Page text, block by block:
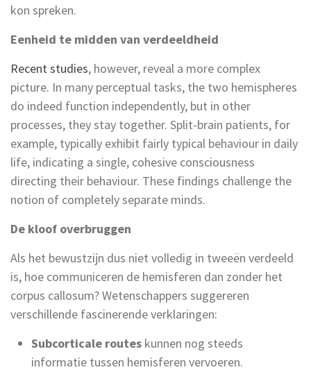
kon spreken.
Eenheid te midden van verdeeldheid
Recent studies, however, reveal a more complex
picture. In many perceptual tasks, the two hemispheres
do indeed function independently, but in other
processes, they stay together. Split-brain patients, for
example, typically exhibit fairly typical behaviour in daily
life, indicating a single, cohesive consciousness
directing their behaviour. These findings challenge the
notion of completely separate minds.
De kloof overbruggen
Als het bewustzijn dus niet volledig in tweeën verdeeld
is, hoe communiceren de hemisferen dan zonder het
corpus callosum? Wetenschappers suggereren
verschillende fascinerende verklaringen:
Subcorticale routes kunnen nog steeds
informatie tussen hemisferen vervoeren.